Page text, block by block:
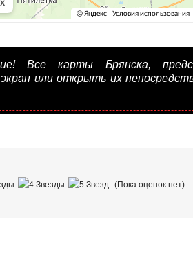
Все карты Брянска,
или открыть их
(Пока оценок нет)